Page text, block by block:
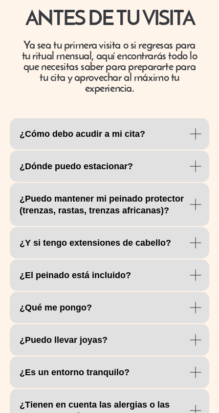
¿Cómo debo acudir a mi cita?
¿Dónde puedo estacionar?
¿Puedo mantener mi peinado protector
(trenzas, rastas, trenzas africanas)?
¿Y si tengo extensiones de cabello?
¿El peinado está incluido?
¿Qué me pongo?
¿Puedo llevar joyas?
¿Es un entorno tranquilo?
¿Tienen en cuenta las alergias o las
info@nikacondado.com
+17873677140
1202 Magdalena Ave, San Juan,
Horario:
sábado: 8:00 a. m. – 7:00 p. m.
Domingo y lunes: Cerrado
alguna pregunta
CONTÁCTANOS